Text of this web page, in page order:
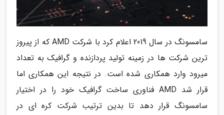
سامسونگ در سال 2019 اعلام کرد با شرکت AMD که از پیروز
ترین شرکت ها در زمینه تولید پردازنده و گرافیک به تعداد
میرود وارد همکاری شده است. در نتیجه این همکاری اما
قرار شد AMD فناوری ساخت گرافیک خود را در اختیار
سامسونگ قرار دهد تا بدین ترتیب شرکت کره ای در